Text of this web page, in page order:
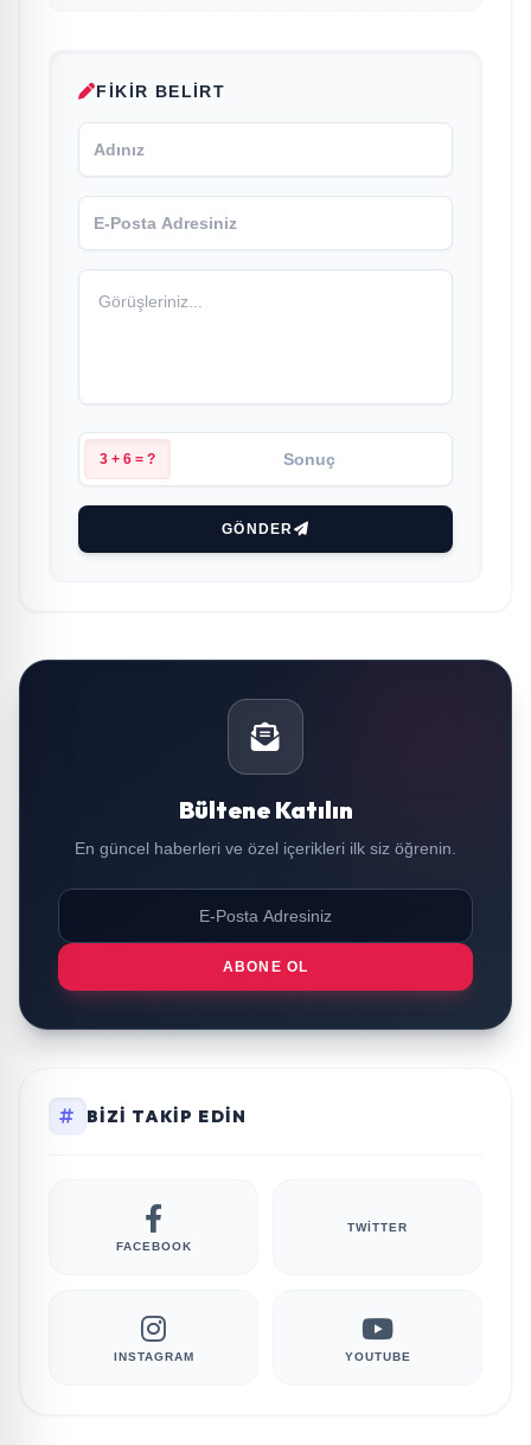
FIKIR BELIRT
3 + 6 = ?
GÖNDER
Bültene Katılın
En güncel haberleri ve özel içerikleri ilk siz öğrenin.
ABONE OL
BIZI TAKIP EDIN
FACEBOOK
TWITTER
INSTAGRAM YOUTUBE